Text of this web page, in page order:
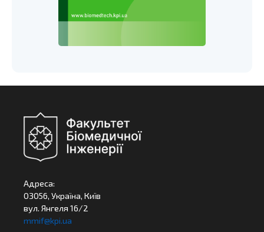
Адреса:
03056, Україна, Київ
вул. Янгеля 16/2
mmif@kpi.ua